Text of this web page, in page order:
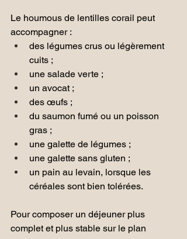
Le houmous de lentilles corail peut
accompagner :
des légumes crus ou légèrement
cuits ;
une salade verte ;
un avocat ;
des œufs ;
du saumon fumé ou un poisson
gras ;
une galette de légumes ;
une galette sans gluten ;
un pain au levain, lorsque les
céréales sont bien tolérées.
Pour composer un déjeuner plus
complet et plus stable sur le plan